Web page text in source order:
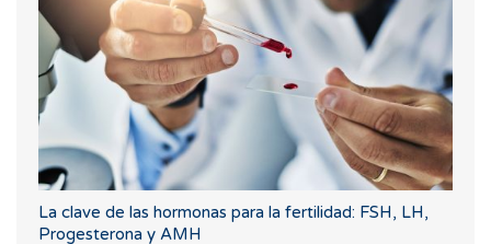
La clave de las hormonas para la fertilidad: FSH, LH,
Progesterona y AMH